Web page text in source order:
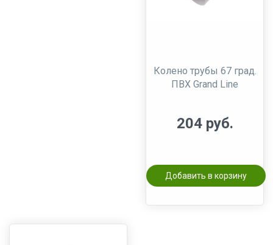
Колено трубы 67 град.
ПВХ Grand Line
204 руб.
Добавить в корзину